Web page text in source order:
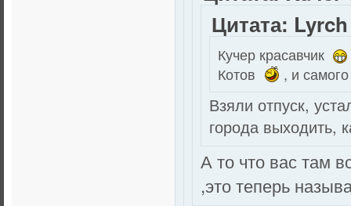
Цитата:
Кучер красавчик
Котов
, и
Взяли отпуск,
города выходить,
А то что вас там
,это теперь